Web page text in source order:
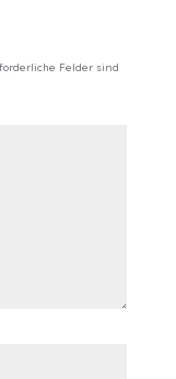
Felder sind